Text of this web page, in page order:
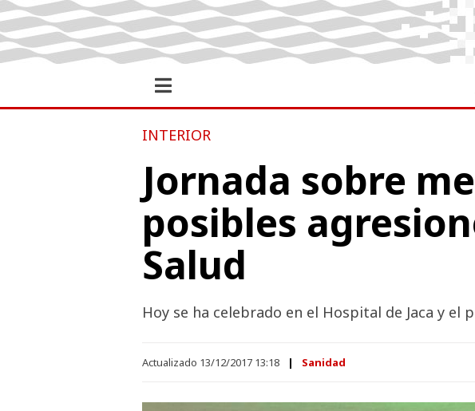
INTERIOR
Jornada sobre
posibles
Salud
Hoy se ha celebrado en el Hospital de Jaca y
Actualizado 13/12/2017 13:18 Sanidad